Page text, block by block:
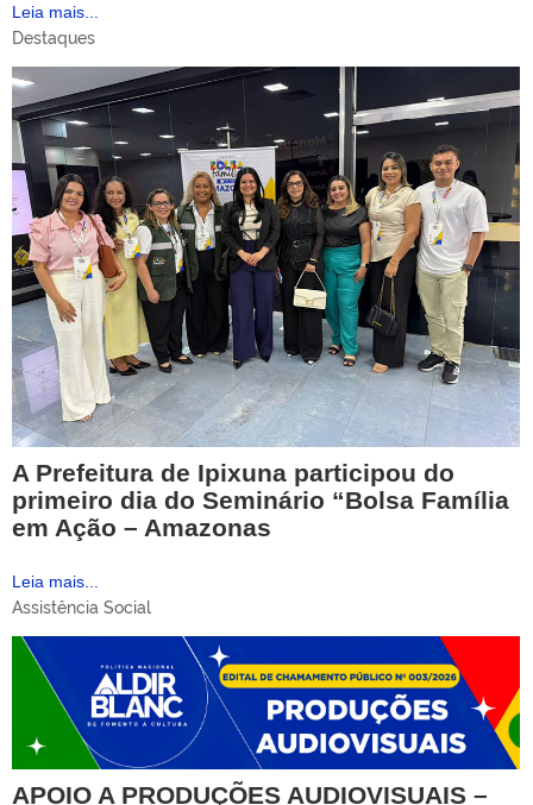
Leia mais...
Destaques
A Prefeitura de Ipixuna participou do
primeiro dia do Seminário “Bolsa Família
em Ação – Amazonas
Leia mais...
Assistência Social
APOIO A PRODUÇÕES AUDIOVISUAIS –